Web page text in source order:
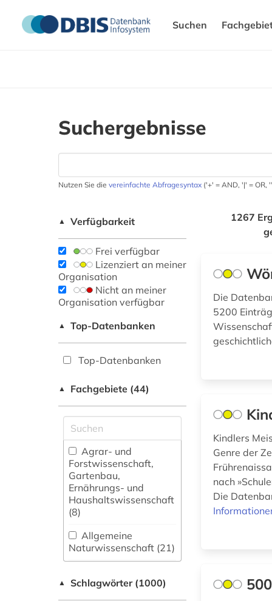
Suchen
Suchergebnisse
Nutzen Sie die vereinfachte Abfragesyntax ('+' = AND, '|' = OR,
▲ Verfügbarkeit
Frei verfügbar
Lizenziert an meiner
Organisation
Nicht an meiner
Organisation verfügbar
▲ Top-Datenbanken
Top-Datenbanken
▲ Fachgebiete (44)
Agrar- und
Forstwissenschaft,
Gartenbau,
Ernährungs- und
Haushaltswissenschaft
(8)
Allgemeine
Naturwissenschaft (21)
fachübergreifende
▲ Schlagwörter (1000)
1267
Die
5200
Kindlers
Genre der
nach
Die